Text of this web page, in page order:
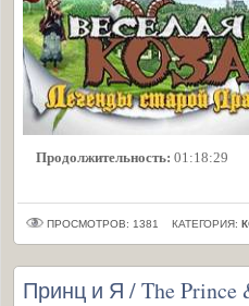
Продолжительность: 01:18:29
ПРОСМОТРОВ: 1381 КАТЕГОРИЯ:
Принц и Я / The Prince